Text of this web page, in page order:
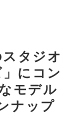
タジオ
にコン
モデル
ナップ